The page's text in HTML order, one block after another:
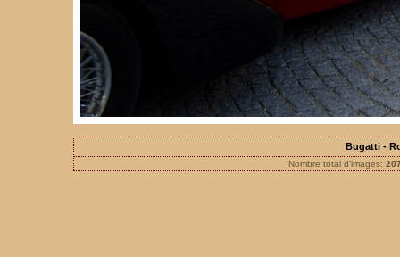
Bugatti -
Nombre total d'images: